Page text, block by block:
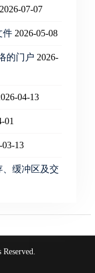
2026-07-07
件 2026-05-08
的门户 2026-
04-13
01
03-13
缓冲区及交